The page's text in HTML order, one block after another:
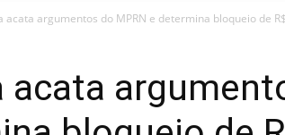
acata argumentos do MPRN e determina bloqueio de